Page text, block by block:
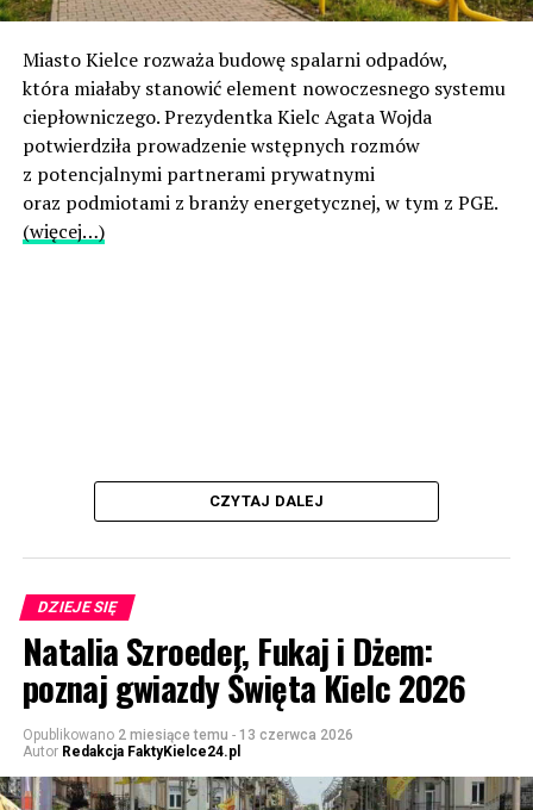
Miasto Kielce rozważa budowę spalarni odpadów,
która miałaby stanowić element nowoczesnego systemu
ciepłowniczego. Prezydentka Kielc Agata Wojda
potwierdziła prowadzenie wstępnych rozmów
z potencjalnymi partnerami prywatnymi
oraz podmiotami z branży energetycznej, w tym z PGE.
(więcej…)
CZYTAJ DALEJ
DZIEJE SIĘ
Natalia Szroeder, Fukaj i Dżem:
poznaj gwiazdy Święta Kielc 2026
Opublikowano 2 miesiące temu - 13 czerwca 2026
Autor Redakcja FaktyKielce24.pl